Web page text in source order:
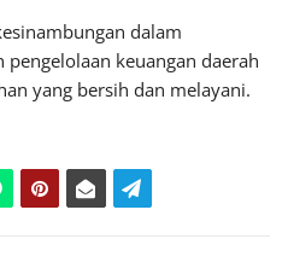
dalam
keuangan daerah
yang bersih dan melayani.